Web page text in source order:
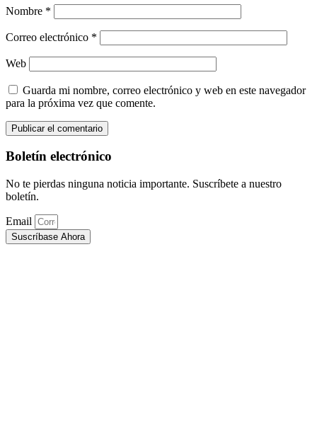
Nombre *
Correo electrónico *
Web
Guarda mi nombre, correo electrónico y web en este navegador
para la próxima vez que comente.
Boletín electrónico
No te pierdas ninguna noticia importante. Suscríbete a nuestro
boletín.
Email
Suscríbase Ahora